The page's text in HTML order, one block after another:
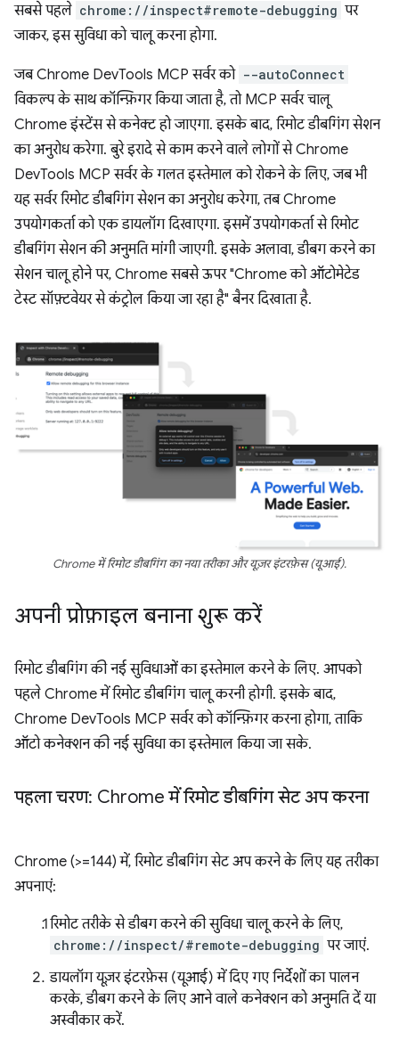
सबसे पहले chrome://inspect#remote-debugging पर
जाकर, इस सुविधा को चालू करना होगा.
जब Chrome DevTools MCP सर्वर को --autoConnect
विकल्प के साथ कॉन्फ़िगर किया जाता है, तो MCP सर्वर चालू
Chrome इंस्टेंस से कनेक्ट हो जाएगा. इसके बाद, रिमोट डीबगिंग सेशन
का अनुरोध करेगा. बुरे इरादे से काम करने वाले लोगों से Chrome
DevTools MCP सर्वर के गलत इस्तेमाल को रोकने के लिए, जब भी
यह सर्वर रिमोट डीबगिंग सेशन का अनुरोध करेगा, तब Chrome
उपयोगकर्ता को एक डायलॉग दिखाएगा. इसमें उपयोगकर्ता से रिमोट
डीबगिंग सेशन की अनुमति मांगी जाएगी. इसके अलावा, डीबग करने का
सेशन चालू होने पर, Chrome सबसे ऊपर "Chrome को ऑटोमेटेड
टेस्ट सॉफ़्टवेयर से कंट्रोल किया जा रहा है" बैनर दिखाता है.
Chrome में रिमोट डीबगिंग का नया तरीका और यूज़र इंटरफ़ेस (यूआई).
अपनी प्रोफ़ाइल बनाना शुरू करें
रिमोट डीबगिंग की नई सुविधाओं का इस्तेमाल करने के लिए. आपको
पहले Chrome में रिमोट डीबगिंग चालू करनी होगी. इसके बाद,
Chrome DevTools MCP सर्वर को कॉन्फ़िगर करना होगा, ताकि
ऑटो कनेक्शन की नई सुविधा का इस्तेमाल किया जा सके.
पहला चरण: Chrome में रिमोट डीबगिंग सेट अप करना
Chrome (>=144) में, रिमोट डीबगिंग सेट अप करने के लिए यह तरीका
अपनाएं:
रिमोट तरीके से डीबग करने की सुविधा चालू करने के लिए,
chrome://inspect/#remote-debugging पर जाएं.
डायलॉग यूज़र इंटरफ़ेस (यूआई) में दिए गए निर्देशों का पालन
करके, डीबग करने के लिए आने वाले कनेक्शन को अनुमति दें या
अस्वीकार करें.